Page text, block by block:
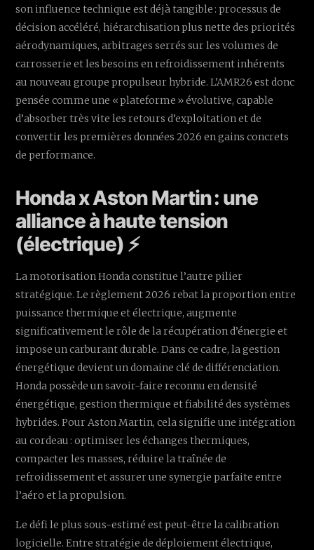
son influence technique est déjà tangible : processus de
décision accéléré, hiérarchisation plus nette des priorités
aérodynamiques, arbitrages serrés sur les volumes de
carrosserie et les besoins en refroidissement inhérents
au nouveau groupe propulseur hybride. L’AMR26 est donc
pensée comme une « plateforme » évolutive, capable
d’absorber très vite les retours d’exploitation et de
convertir les premières données 2026 en gains concrets
de performance.
Honda x Aston Martin : une
alliance à haute tension
(électrique) ⚡
La motorisation Honda constitue l’autre pilier
stratégique. Le règlement 2026 rebat la proportion entre
puissance thermique et électrique, augmente
significativement le rôle de la récupération d’énergie et
impose un carburant durable. Dans ce cadre, la gestion
énergétique devient un domaine clé de différenciation.
Honda possède un savoir-faire reconnu en densité
énergétique, gestion thermique et fiabilité des systèmes
hybrides. Pour Aston Martin, cela signifie une intégration
au cordeau : optimiser les échanges thermiques,
compacter les masses, réduire la traînée de
refroidissement et assurer une synergie parfaite entre
l’aéro et la propulsion.
Le défi le plus sous-estimé est peut-être la calibration
logicielle. Entre stratégie de déploiement électrique,